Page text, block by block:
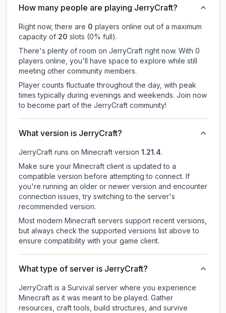
How many people are playing JerryCraft?
Right now, there are 0 players online out of a maximum
capacity of 20 slots (0% full).
There's plenty of room on JerryCraft right now. With 0
players online, you'll have space to explore while still
meeting other community members.
Player counts fluctuate throughout the day, with peak
times typically during evenings and weekends. Join now
to become part of the JerryCraft community!
What version is JerryCraft?
JerryCraft runs on Minecraft version 1.21.4.
Make sure your Minecraft client is updated to a
compatible version before attempting to connect. If
you're running an older or newer version and encounter
connection issues, try switching to the server's
recommended version.
Most modern Minecraft servers support recent versions,
but always check the supported versions list above to
ensure compatibility with your game client.
What type of server is JerryCraft?
JerryCraft is a Survival server where you experience
Minecraft as it was meant to be played. Gather
resources, craft tools, build structures, and survive